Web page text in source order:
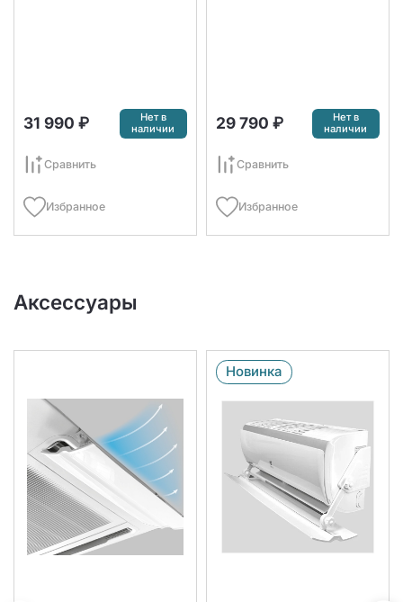
31 990 ₽
Нет в
наличии
Сравнить
Избранное
29 790 ₽
Нет в
наличии
Сравнить
Избранное
Аксессуары
Новинка